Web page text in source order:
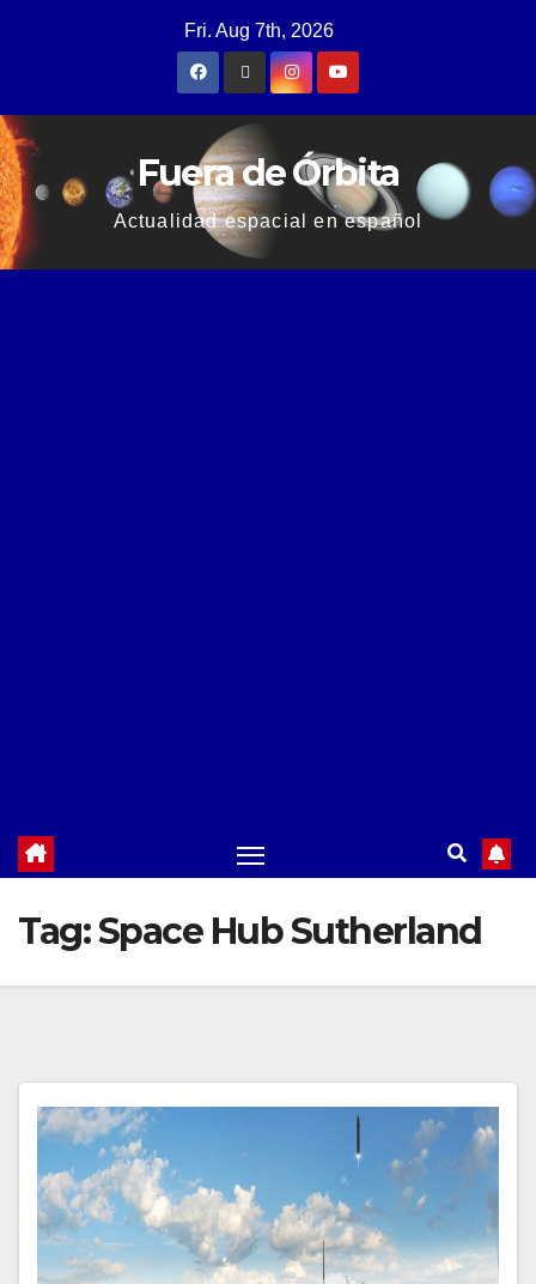
Fri. Aug 7th, 2026
Fuera de Órbita
Actualidad espacial en español
Tag:Space Hub Sutherland